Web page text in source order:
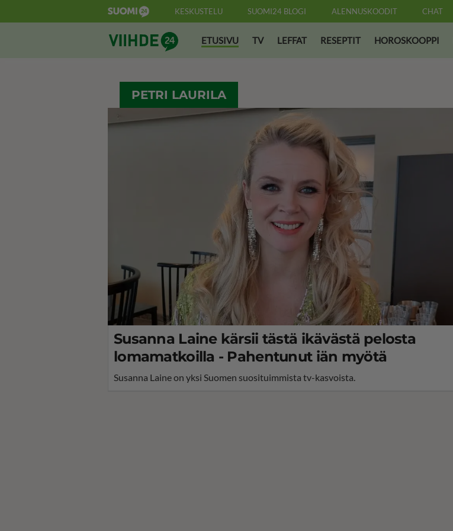
KESKUSTELU SUOMI24 BLOGI ALENNUSKOODIT CHAT
Suomi24 ViihdeETUSIVU TV LEFFAT RESEPTIT HOROSKOOPPI
PETRI LAURILA
Susanna Laine kärsii tästä ikävästä pelosta
lomamatkoilla - Pahentunut iän myötä
Susanna Laine on yksi Suomen suosituimmista tv-kasvoista.